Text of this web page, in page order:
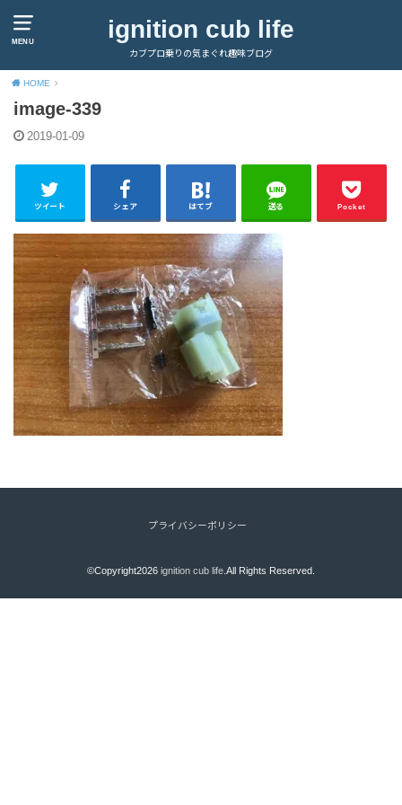
MENU ignition cub life
カブプロ乗りの気まぐれ趣味ブログ
HOME
image-339
2019-01-09
ツイート シェア はてブ 送る Pocket
プライバシーポリシー
©Copyright2026 ignition cub life.All Rights Reserved.